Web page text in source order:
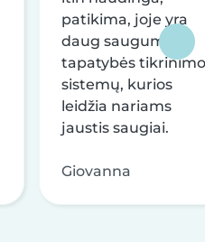
patikima, joje yra
daug saugumo ir
tapatybės tikrinimo
sistemų, kurios
leidžia nariams
jaustis saugiai.
Giovanna